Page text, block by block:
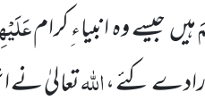
ہیںجیسے وہ انبیاء ِکرام
کئے ،اللہتعالیٰ نے